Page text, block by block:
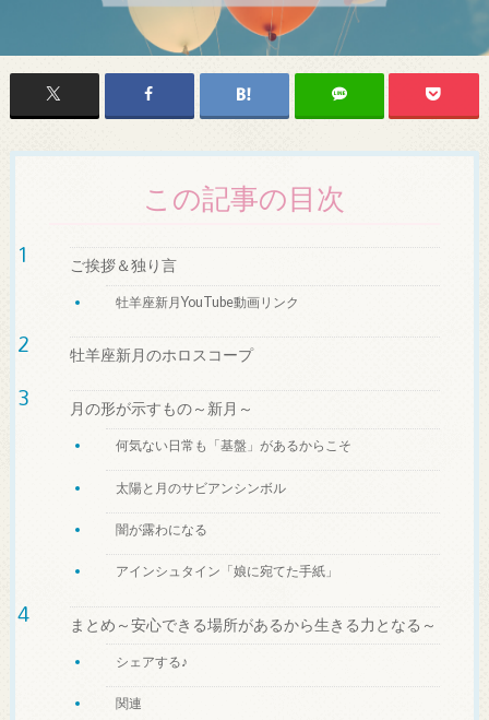
この記事の目次
ご挨拶＆独り言
牡羊座新月YouTube動画リンク
牡羊座新月のホロスコープ
月の形が示すもの～新月～
何気ない日常も「基盤」があるからこそ
太陽と月のサビアンシンボル
闇が露わになる
アインシュタイン「娘に宛てた手紙」
まとめ～安心できる場所があるから生きる力となる～
シェアする♪
関連